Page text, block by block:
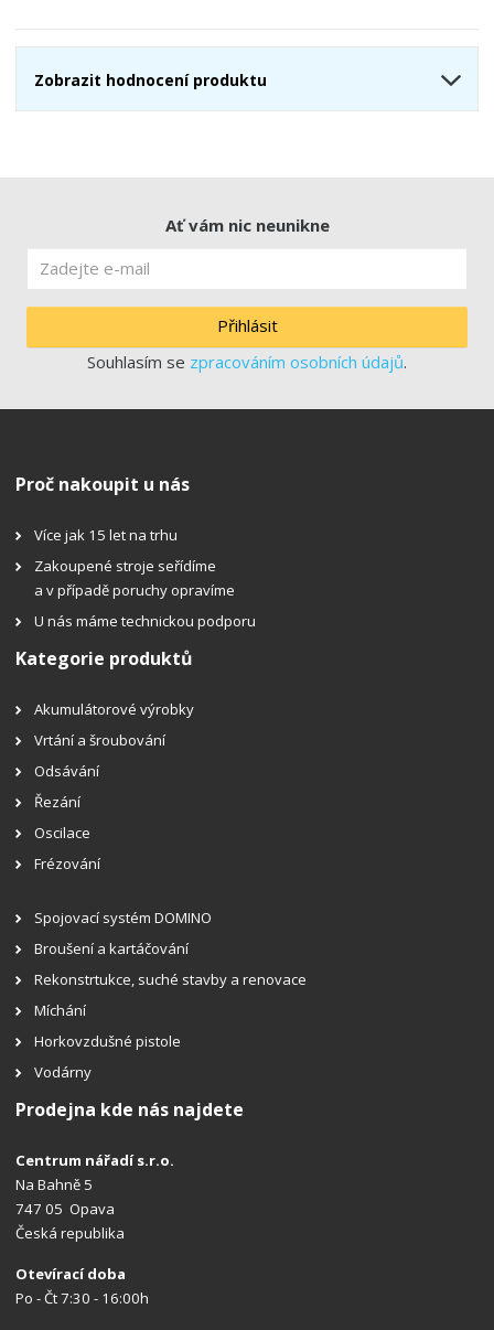
Zobrazit hodnocení produktu
Ať vám nic neunikne
Přihlásit
Souhlasím se zpracováním osobních údajů.
Proč nakoupit u nás
Více jak 15 let na trhu
Zakoupené stroje seřídíme
a v případě poruchy opravíme
U nás máme technickou podporu
Kategorie produktů
Akumulátorové výrobky
Vrtání a šroubování
Odsávání
Řezání
Oscilace
Frézování
Spojovací systém DOMINO
Broušení a kartáčování
Rekonstrtukce, suché stavby a renovace
Míchání
Horkovzdušné pistole
Vodárny
Prodejna kde nás najdete
Centrum nářadí s.r.o.
Na Bahně 5
747 05 Opava
Česká republika
Otevírací doba
Po - Čt 7:30 - 16:00h